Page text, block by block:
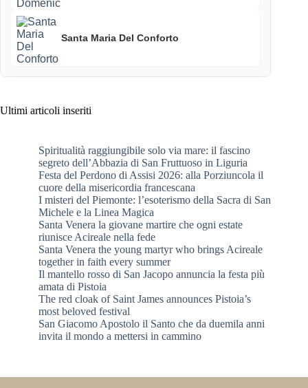
Santa Maria Del Conforto
Ultimi articoli inseriti
Spiritualità raggiungibile solo via mare: il fascino
segreto dell’Abbazia di San Fruttuoso in Liguria
Festa del Perdono di Assisi 2026: alla Porziuncola il
cuore della misericordia francescana
I misteri del Piemonte: l’esoterismo della Sacra di San
Michele e la Linea Magica
Santa Venera la giovane martire che ogni estate
riunisce Acireale nella fede
Santa Venera the young martyr who brings Acireale
together in faith every summer
Il mantello rosso di San Jacopo annuncia la festa più
amata di Pistoia
The red cloak of Saint James announces Pistoia’s
most beloved festival
San Giacomo Apostolo il Santo che da duemila anni
invita il mondo a mettersi in cammino